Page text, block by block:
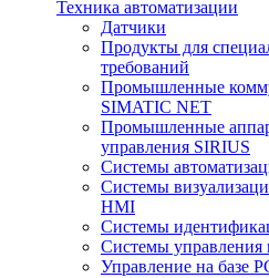
Техника автоматизации
Датчики
Продукты для
требований
Промышленные
SIMATIC NET
Промышленные
управления SIRIUS
Системы
Системы
HMI
Системы
Системы управления
Управление на базе